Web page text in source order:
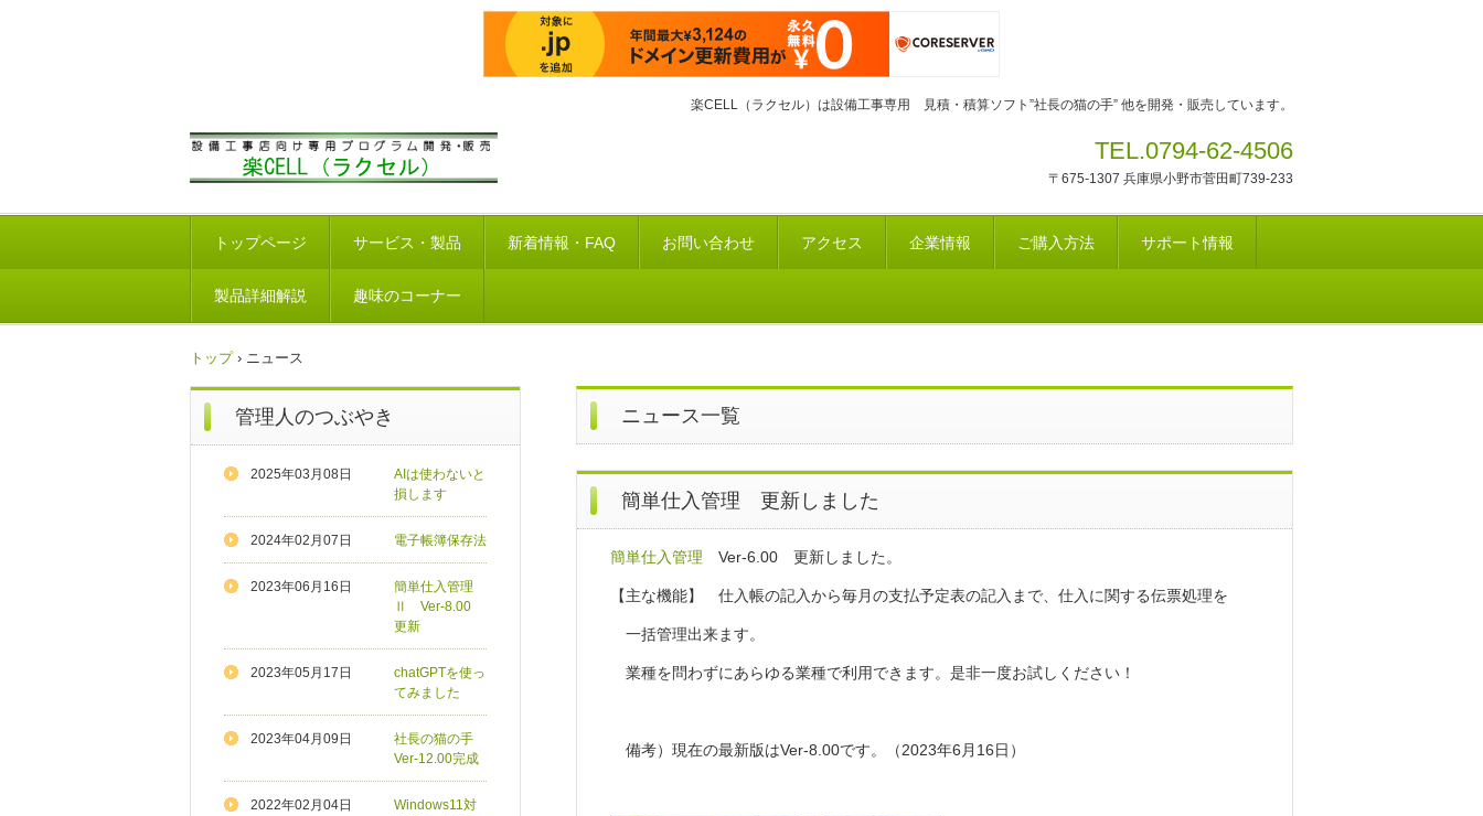
楽CELL（ラクセル）は設備工事専用 見積・積算ソフト”社長の猫の手” 他を開発・販売しています。
TEL.0794-62-4506
〒675-1307 兵庫県小野市菅田町739-233
トップページ サービス・製品 新着情報・FAQ お問い合わせ アクセス 企業情報 ご購入方法 サポート情報
製品詳細解説 趣味のコーナー
トップ › ニュース
ニュース一覧
簡単仕入管理 更新しました
簡単仕入管理 Ver-6.00 更新しました。
【主な機能】 仕入帳の記入から毎月の支払予定表の記入まで、仕入に関する伝票処理を
一括管理出来ます。
業種を問わずにあらゆる業種で利用できます。是非一度お試しください！
備考）現在の最新版はVer-8.00です。（2023年6月16日）
管理人のつぶやき
2025年03月08日
AIは使わないと
損します
2024年02月07日 電子帳簿保存法
2023年06月16日
簡単仕入管理
Ⅱ Ver-8.00
更新
2023年05月17日
chatGPTを使っ
てみました
2023年04月09日
社長の猫の手
Ver-12.00完成
2022年02月04日
Windows11対